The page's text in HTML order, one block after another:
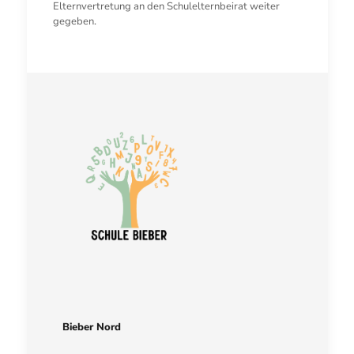
Elternvertretung an den Schulelternbeirat weiter
gegeben.
Bieber Nord